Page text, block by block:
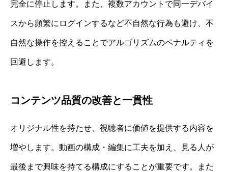
完全に停止します。また、複数アカウントで同一デバイ
スから頻繁にログインするなど不自然な行為も避け、不
自然な操作を控えることでアルゴリズムのペナルティを
回避します。
コンテンツ品質の改善と一貫性
オリジナル性を持たせ、視聴者に価値を提供する内容を
増やします。動画の構成・編集に工夫を加え、見る人が
最後まで興味を持てる構成にすることが重要です。また